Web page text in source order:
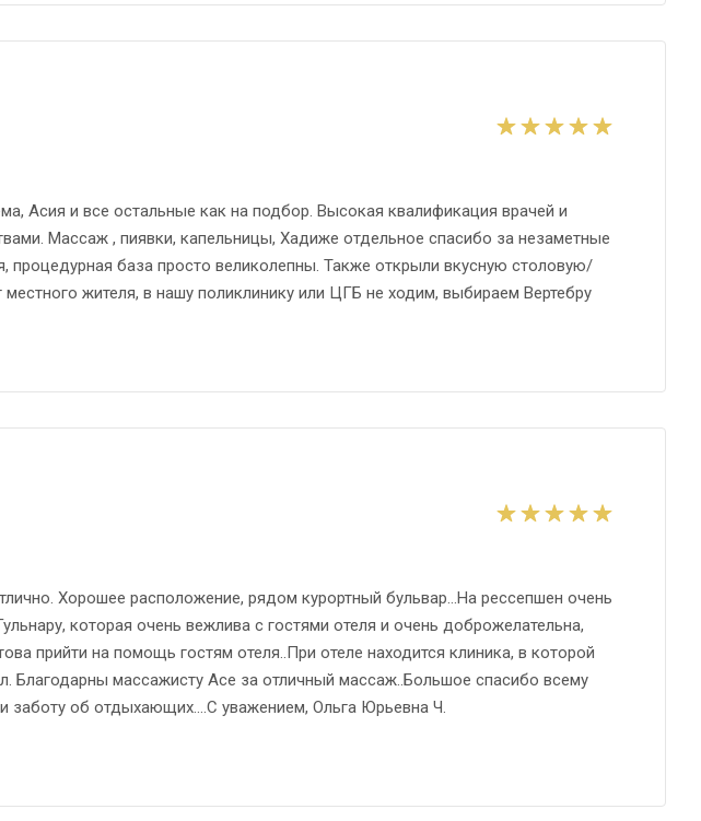
Асия и все остальные как на подбор. Высокая квалификация врачей и
Массаж , пиявки, капельницы, Хадиже отдельное спасибо за незаметные
процедурная база просто великолепны. Также открыли вкусную столовую/
жителя, в нашу поликлинику или ЦГБ не ходим, выбираем Вертебру
Хорошее расположение, рядом курортный бульвар...На рессепшен очень
которая очень вежлива с гостями отеля и очень доброжелательна,
прийти на помощь гостям отеля..При отеле находится клиника, в которой
Благодарны массажисту Асе за отличный массаж..Большое спасибо всему
заботу об отдыхающих....С уважением, Ольга Юрьевна Ч.